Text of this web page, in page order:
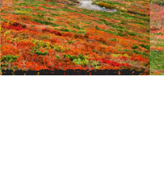
2022.10.6
【2022年紅葉】北海道・東北エリア 「10月が見ごろ」紅葉の名所19選 紅に染まる幻想的な景色に会いに！
旅＆お出かけ